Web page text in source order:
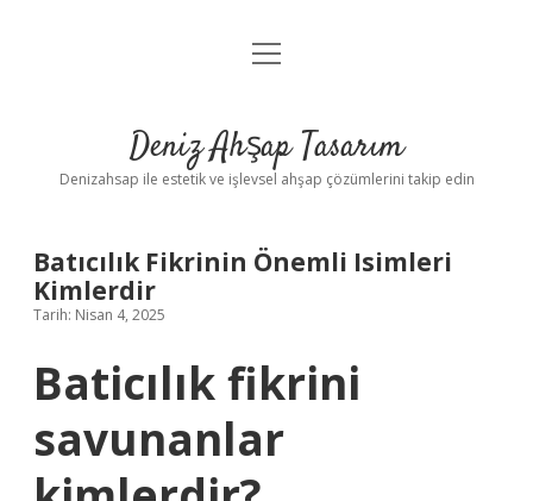
Anasayfa
Yasal Uyarı
menüyü
Deniz Ahşap Tasarım
Denizahsap ile estetik ve işlevsel ahşap çözümlerini takip edin
Batıcılık Fikrinin Önemli Isimleri
Kimlerdir
Tarih: Nisan 4, 2025
Baticılık fikrini
savunanlar